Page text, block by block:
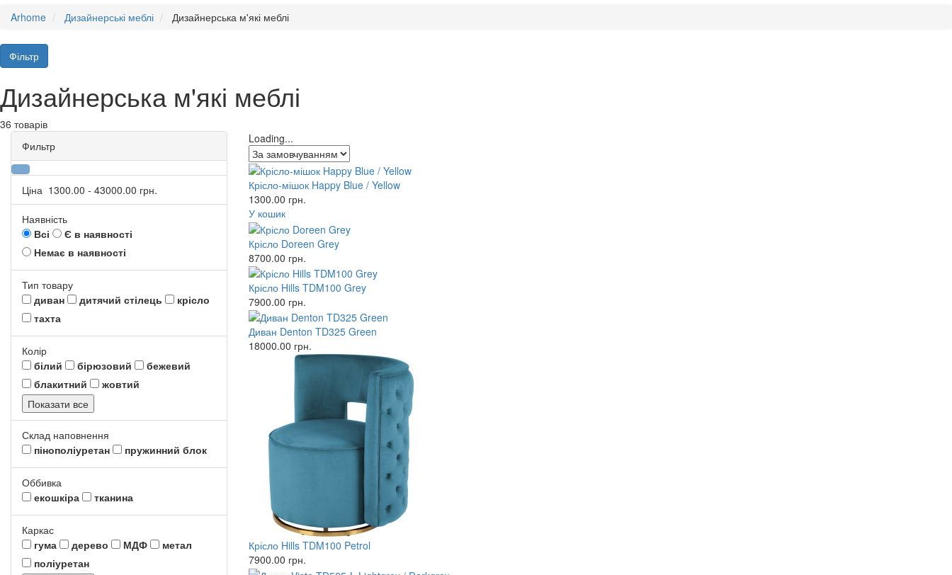
Arhome
Дизайнерські меблі Дизайнерська м'які меблі
Фільтр
Дизайнерська м'які меблі
36 товарів
Фильтр
Ціна 1300.00 - 43000.00 грн.
Наявність
Всі
Є в наявності
Немає в наявності
Тип товару
диван
дитячий стілець
крісло
тахта
Колір
білий
бірюзовий
бежевий
блакитний
жовтий
Показати все
Склад наповнення
пінополіуретан
пружинний блок
Оббивка
екошкіра
тканина
Каркас
гума
дерево МДФ
метал
поліуретан
Loading...
Крісло-мішок Happy Blue / Yellow
1300.00 грн.
У кошик
Крісло Doreen Grey
8700.00 грн.
Крісло Hills TDM100 Grey
7900.00 грн.
Диван Denton TD325 Green
18000.00 грн.
Крісло Hills TDM100 Petrol
7900.00 грн.